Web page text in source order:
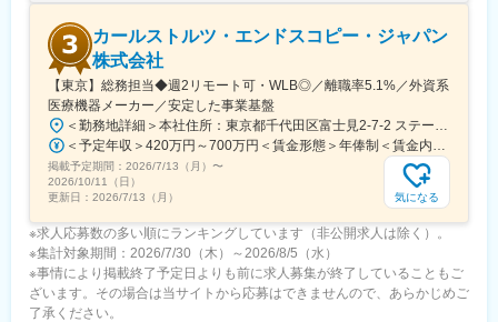
大など、非印刷分野やデジタル商品へシフトしています。
変更の範囲：会社の定める業務
カールストルツ・エンドスコピー・ジャパン
株式会社
【東京】総務担当◆週2リモート可・WLB◎／離職率5.1%／外資系
医療機器メーカー／安定した事業基盤
＜勤務地詳細＞本社住所：東京都千代田区富士見2-7-2 ステージビルディング8F勤務地最寄駅：JR総武線／飯田橋駅受動喫煙対策：屋内全面禁煙変更の範囲：会社の定める事業所（リモートワーク含む）
＜予定年収＞420万円～700万円＜賃金形態＞年俸制＜賃金内訳＞年額（基本給）：3,319,800円～5,440,000円固定残業手当/月：73,350円～130,000円（固定残業時間30時間0分/月）超過した時間外労働の残業手当は追加支給＜月額＞350,000円～583,333円（12分割）（一律手当を含む）＜昇給有無＞有＜残業手当＞有＜給与補足＞※経験・能力・前職での給与を考慮し､当社規定により決定します。■パフォーマンスボーナス（個人実績連動／年1回■昇給：有（人事評価・会社業績に基づく）賃金はあくまでも目安の金額であり、選考を通じて上下する可能性があります。月給(月額)は固定手当を含めた表記です。
掲載予定期間： 2026/7/13（月） 〜
2026/10/11（日）
更新日： 2026/7/13（月） 気になる
※求人応募数の多い順にランキングしています（非公開求人は除く）。
※集計対象期間：2026/7/30（木）～2026/8/5（水）
※事情により掲載終了予定日よりも前に求人募集が終了していることもご
ざいます。その場合は当サイトから応募はできませんので、あらかじめご
了承ください。